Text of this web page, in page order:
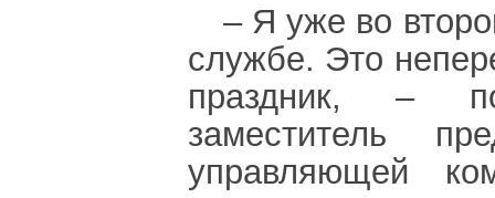
– Я уже во
службе. Это
праздник, –
заместитель
управляющей